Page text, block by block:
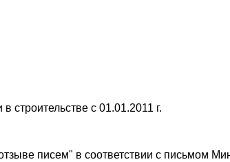
с 01.01.2011 г.
писем" в соответствии с письмом